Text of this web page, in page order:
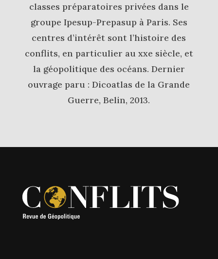
classes préparatoires privées dans le
groupe Ipesup-Prepasup à Paris. Ses
centres d’intérêt sont l’histoire des
conflits, en particulier au xxe siècle, et
la géopolitique des océans. Dernier
ouvrage paru : Dicoatlas de la Grande
Guerre, Belin, 2013.